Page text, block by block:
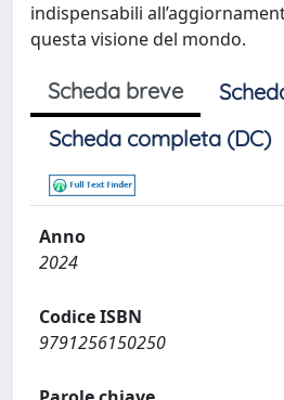
indispensabili
questa visione del mondo.
Scheda breve
Scheda completa (DC)
Anno
2024
Codice ISBN
9791256150250